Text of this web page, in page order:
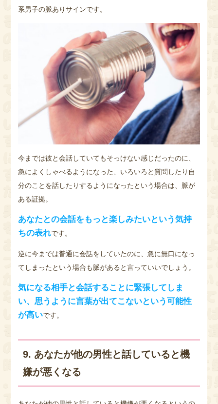
系男子の脈ありサインです。
今までは彼と会話していてもそっけない感じだったのに、
急によくしゃべるようになった、いろいろと質問したり自
分のことを話したりするようになったという場合は、脈が
ある証拠。
あなたとの会話をもっと楽しみたいという気持
ちの表れです。
逆に今までは普通に会話をしていたのに、急に無口になっ
てしまったという場合も脈があると言っていいでしょう。
気になる相手と会話することに緊張してしま
い、思うように言葉が出てこないという可能性
が高いです。
9. あなたが他の男性と話していると機
嫌が悪くなる